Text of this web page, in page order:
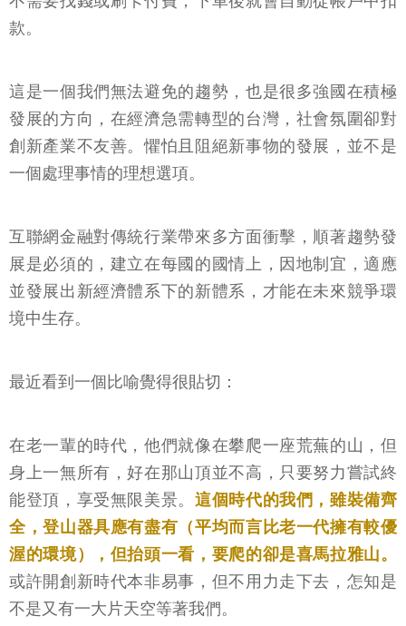
款。
這是一個我們無法避免的趨勢，也是很多強國在積極
發展的方向，在經濟急需轉型的台灣，社會氛圍卻對
創新產業不友善。懼怕且阻絕新事物的發展，並不是
一個處理事情的理想選項。
互聯網金融對傳統行業帶來多方面衝擊，順著趨勢發
展是必須的，建立在每國的國情上，因地制宜，適應
並發展出新經濟體系下的新體系，才能在未來競爭環
境中生存。
最近看到一個比喻覺得很貼切：
在老一輩的時代，他們就像在攀爬一座荒蕪的山，但
身上一無所有，好在那山頂並不高，只要努力嘗試終
能登頂，享受無限美景。 這個時代的我們，雖裝備齊
全，登山器具應有盡有（平均而言比老一代擁有較優
渥的環境），但抬頭一看，要爬的卻是喜馬拉雅山。
或許開創新時代本非易事，但不用力走下去，怎知是
不是又有一大片天空等著我們。